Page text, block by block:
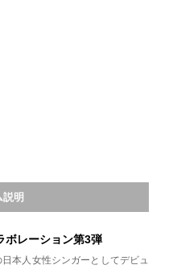
説明
レーション第3弾
本人女性シンガーとしてデビュ